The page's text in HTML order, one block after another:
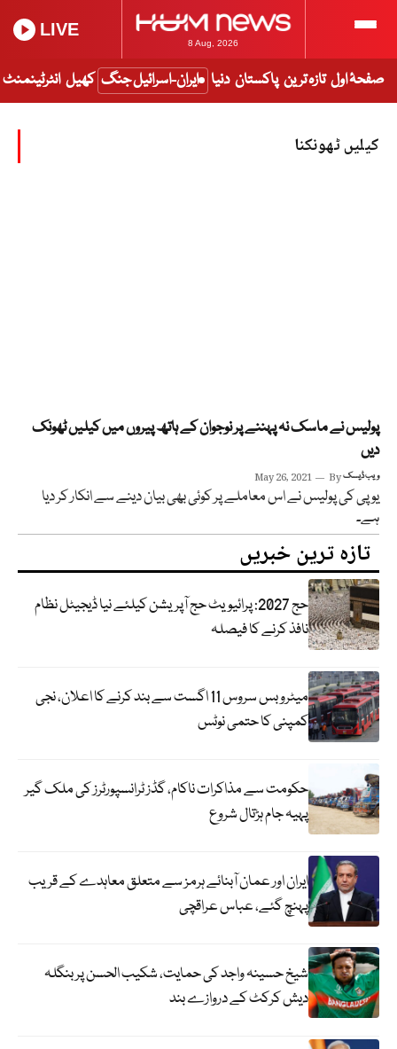
8 Aug, 2026
LIVE
صفحۂ اول تازہ ترین پاکستان دنیا ایران-اسرائیل جنگ کھیل انٹرٹینمنٹ
کیلیں ٹھونکنا
پولیس نے ماسک نہ پہننے پر نوجوان کے ہاتھ پیروں میں کیلیں ٹھونک
دیں
May 26, 2021 Byویب ڈیسک
یو پی کی پولیس نے اس معاملے پر کوئی بھی بیان دینے سے انکار کر دیا
ہے۔
تازہ ترین خبریں
حج 2027: پرائیویٹ حج آپریشن کیلئے نیا ڈیجیٹل نظام
نافذ کرنے کا فیصلہ
میٹرو بس سروس 11 اگست سے بند کرنے کا اعلان، نجی
کمپنی کا حتمی نوٹس
حکومت سے مذاکرات ناکام، گڈز ٹرانسپورٹرز کی ملک گیر
پہیہ جام ہڑتال شروع
ایران اور عمان آبنائے ہرمز سے متعلق معاہدے کے قریب
پہنچ گئے، عباس عراقچی
شیخ حسینہ واجد کی حمایت، شکیب الحسن پر بنگلہ
دیش کرکٹ کے دروازے بند